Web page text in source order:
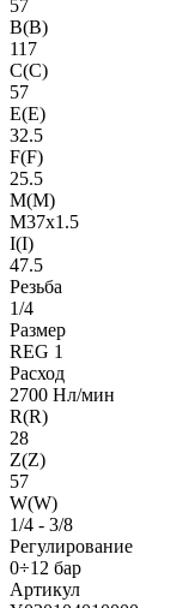
57
B(B)
117
C(C)
57
E(E)
32.5
F(F)
25.5
M(M)
M37x1.5
I(I)
47.5
Резьба
1/4
Размер
REG 1
Расход
2700 Нл/мин
R(R)
28
Z(Z)
57
W(W)
1/4 - 3/8
Регулирование
0÷12 бар
Артикул